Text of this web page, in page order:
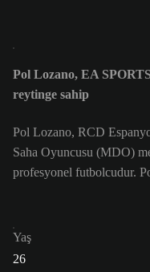
Pol Lozano, EA
reytinge sahip
Pol Lozano, RCD
Saha Oyuncusu (MDO)
profesyonel futbolcudur.
Yaş
26